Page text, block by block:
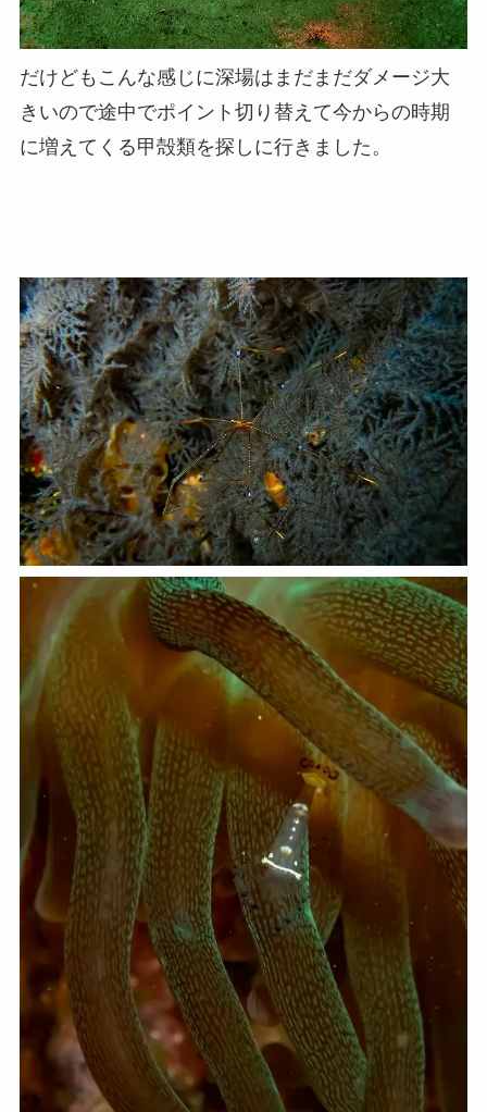
だけどもこんな感じに深場はまだまだダメージ大
きいので途中でポイント切り替えて今からの時期
に増えてくる甲殻類を探しに行きました。